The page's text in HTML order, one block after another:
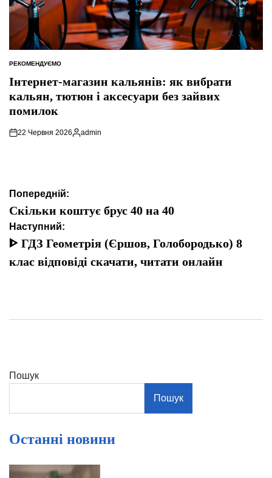
ОПУБЛІКУВАТИ
РЕКОМЕНДУЄМО
Інтернет-магазин кальянів: як вибрати
кальян, тютюн і аксесуари без зайвих
помилок
22 Червня 2026
Опубліковано
admin
Навігація
записів
Попередній:
Скільки коштує брус 40 на 40
Наступний:
ᐈ ГДЗ Геометрія (Єршов, Голобородько) 8
клас відповіді скачати, читати онлайн
Пошук
Пошук
Останні новини